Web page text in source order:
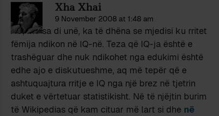
Xha Xhai
9 November 2008 at 1:48 am
AC, me sa di unë, ka të dhëna se mjedisi ku rritet
fëmija ndikon në IQ-në. Teza që IQ-ja është e
trashëguar dhe nuk ndikohet nga edukimi është
edhe ajo e diskutueshme, aq më tepër që e
ashtuquajtura rritje e IQ nga një brez në tjetrin
duket e vërtetuar statistikisht. Në të njëjtin burim
të Wikipedias që kam cituar më lart si dhe në